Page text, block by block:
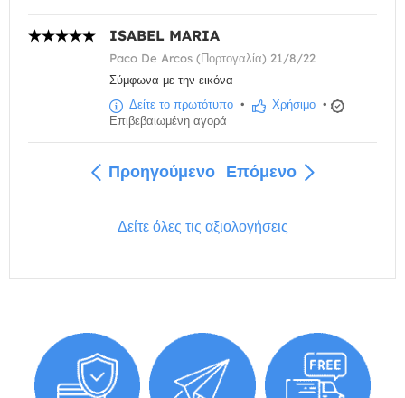
ISABEL MARIA
Paco De Arcos (Πορτογαλία) 21/8/22
Σύμφωνα με την εικόνα
Δείτε το πρωτότυπο • Χρήσιμο •
Επιβεβαιωμένη αγορά
Προηγούμενο Επόμενο
Δείτε όλες τις αξιολογήσεις